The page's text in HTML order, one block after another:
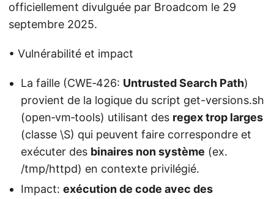
officiellement divulguée par Broadcom le 29
septembre 2025.
• Vulnérabilité et impact
La faille (CWE‑426: Untrusted Search Path)
provient de la logique du script get-versions.sh
(open‑vm‑tools) utilisant des regex trop larges
(classe \S) qui peuvent faire correspondre et
exécuter des binaires non système (ex.
/tmp/httpd) en contexte privilégié.
Impact: exécution de code avec des